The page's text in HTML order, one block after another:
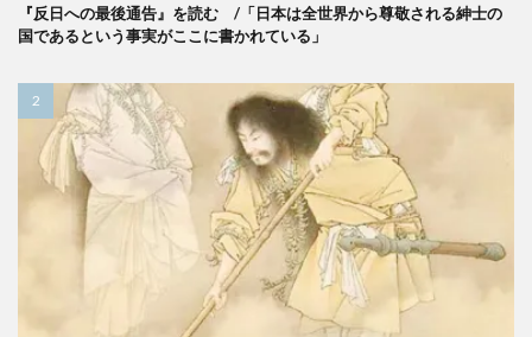
『反日への最後通告』を読む /「日本は全世界から尊敬される紳士の
国であるという事実がここに書かれている」